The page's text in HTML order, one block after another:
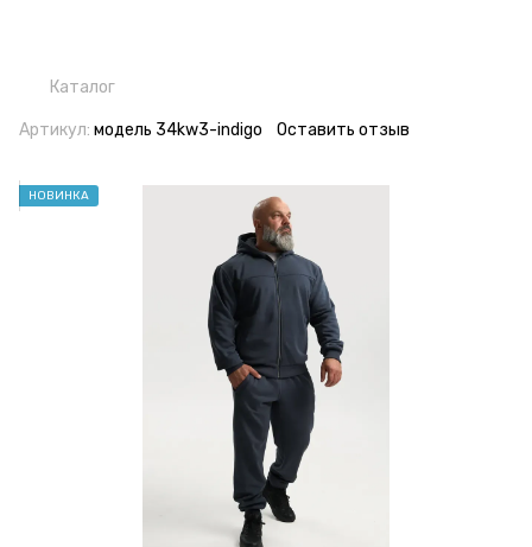
Каталог
Артикул: модель 34kw3-indigo Оставить отзыв
НОВИНКА